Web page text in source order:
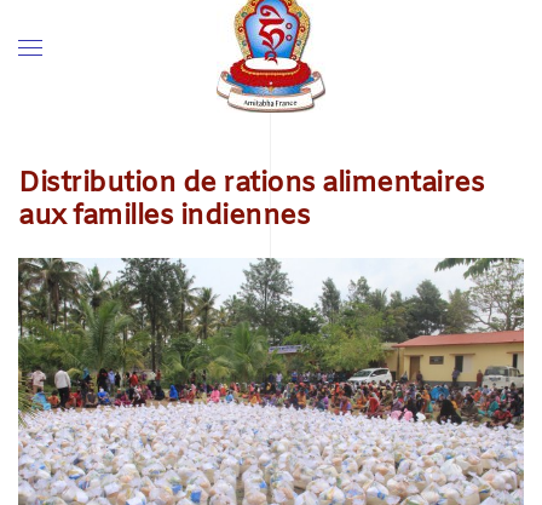
Distribution de rations alimentaires
aux familles indiennes